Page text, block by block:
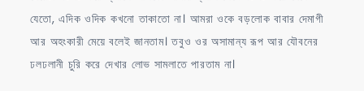
যেতো, এদিক ওদিক কখনো তাকাতো না। আমরা ওকে বড়লোক বাবার দেমাগী
আর অহংকারী মেয়ে বলেই জানতাম। তবুও ওর অসামান্য রূপ আর যৌবনের
ঢলঢলানী চুরি করে দেখার লোভ সামলাতে পারতাম না।